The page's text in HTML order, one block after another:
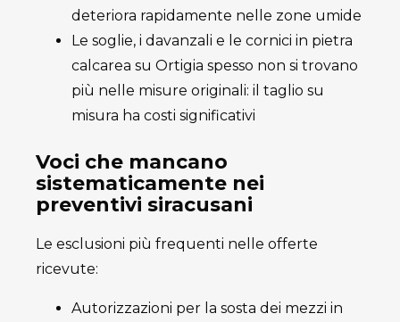
deteriora rapidamente nelle zone umide
Le soglie, i davanzali e le cornici in pietra
calcarea su Ortigia spesso non si trovano
più nelle misure originali: il taglio su
misura ha costi significativi
Voci che mancano
sistematicamente nei
preventivi siracusani
Le esclusioni più frequenti nelle offerte
ricevute:
Autorizzazioni per la sosta dei mezzi in